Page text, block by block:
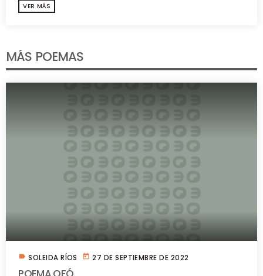
VER MÁS
MÁS POEMAS
label SOLEIDA RÍOS today 27 DE SEPTIEMBRE DE 2022